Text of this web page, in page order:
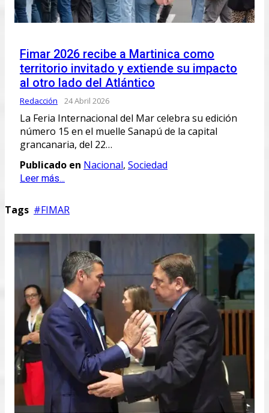
Fimar 2026 recibe a Martinica como
territorio invitado y extiende su impacto
al otro lado del Atlántico
Redacción 24 Abril 2026
La Feria Internacional del Mar celebra su edición
número 15 en el muelle Sanapú de la capital
grancanaria, del 22…
Publicado en Nacional, Sociedad
Leer más...
Tags FIMAR